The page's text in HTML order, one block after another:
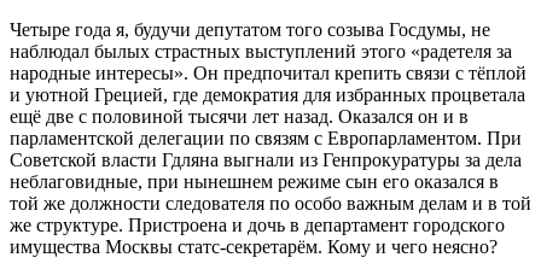
Четыре года я, будучи депутатом того созыва Госдумы, не
наблюдал былых страстных выступлений этого «радетеля за
народные интересы». Он предпочитал крепить связи с тёплой
и уютной Грецией, где демократия для избранных процветала
ещё две с половиной тысячи лет назад. Оказался он и в
парламентской делегации по связям с Европарламентом. При
Советской власти Гдляна выгнали из Генпрокуратуры за дела
неблаговидные, при нынешнем режиме сын его оказался в
той же должности следователя по особо важным делам и в той
же структуре. Пристроена и дочь в департамент городского
имущества Москвы статс-секретарём. Кому и чего неясно?